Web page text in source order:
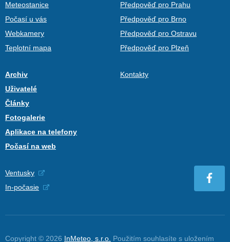
Meteostanice
Počasí u vás
Webkamery
Teplotní mapa
Předpověď pro Prahu
Předpověď pro Brno
Předpověď pro Ostravu
Předpověď pro Plzeň
Archiv
Uživatelé
Články
Fotogalerie
Aplikace na telefony
Počasí na web
Kontakty
Ventusky
In-počasie
Copyright © 2026 InMeteo, s.r.o. Použitím souhlasíte s uložením